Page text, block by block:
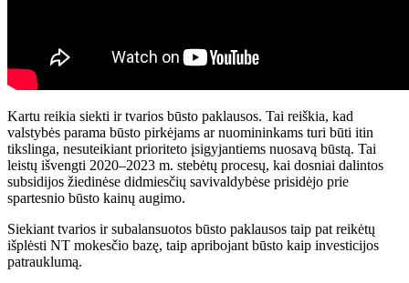
Kartu reikia siekti ir tvarios būsto paklausos. Tai reiškia, kad
valstybės parama būsto pirkėjams ar nuomininkams turi būti itin
tikslinga, nesuteikiant prioriteto įsigyjantiems nuosavą būstą. Tai
leistų išvengti 2020–2023 m. stebėtų procesų, kai dosniai dalintos
subsidijos žiedinėse didmiesčių savivaldybėse prisidėjo prie
spartesnio būsto kainų augimo.
Siekiant tvarios ir subalansuotos būsto paklausos taip pat reikėtų
išplėsti NT mokesčio bazę, taip apribojant būsto kaip investicijos
patrauklumą.